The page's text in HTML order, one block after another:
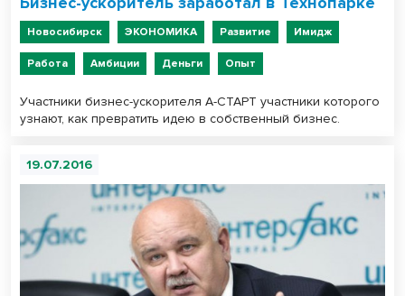
Новосибирск ЭКОНОМИКА Развитие Имидж
Работа Амбиции Деньги Опыт
Участники бизнес-ускорителя А-СТАРТ участники которого
узнают, как превратить идею в собственный бизнес.
19.07.2016